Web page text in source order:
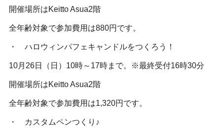
開催場所はKeitto Asua2階
全年齢対象で参加費用は880円です。
・ ハロウィンパフェキャンドルをつくろう！
10月26日（日）10時～17時まで。※最終受付16時30分
開催場所はKeitto Asua2階
全年齢対象で参加費用は1,320円です。
・ カスタムペンつくり♪